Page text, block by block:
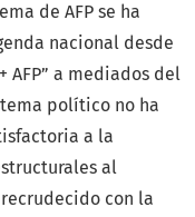
de AFP se ha
nacional desde
AFP” a mediados del
político no ha
a la
al
con la